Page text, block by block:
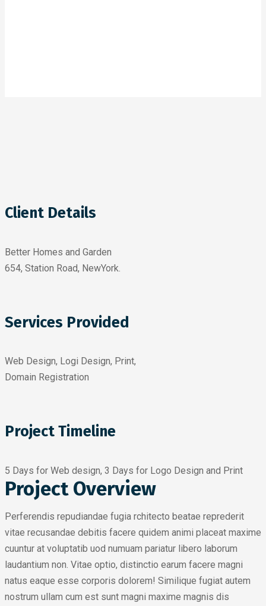
Client Details
Better Homes and Garden
654, Station Road, NewYork.
Services Provided
Web Design, Logi Design, Print,
Domain Registration
Project Timeline
5 Days for Web design, 3 Days for Logo Design and Print
Project Overview
Perferendis repudiandae fugia rchitecto beatae reprederit
vitae recusandae debitis facere quidem animi placeat maxime
cuuntur at voluptatib uod numuam pariatur libero laborum
laudantium non. Vitae optio, distinctio earum facere magni
natus eaque esse corporis dolorem! Similique fugiat autem
nostrum ullam cum est sunt magni maxime magnis dis